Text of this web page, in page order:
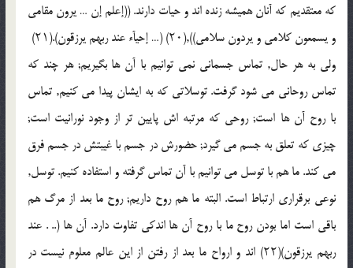
که معتقدیم که آنان همیشه زنده اند و حیات دارند. ((إعلم إن … یرون مقامى
و یسمعون کلامى و یردون سلامى)),(۲۰) (… إحیآء عند ربهم یرزقون).(۲۱)
ولى به هر حال, تماس جسمانى نمى توانیم با آن ها بگیریم; هر چند که
تماس روحانى مى شود گرفت. توسلاتى که به ایشان پیدا مى کنیم, تماس
با روح آن ها است; روحى که مرتبه اش پایین تر از وجود نورانیت است;
چیزى که تعلق به جسم مى گیرد; حضورش در جسم با غیبتش در جسم فرق
مى کند. ما هم با توسل مى توانیم با آن تماس گرفته و استفاده کنیم. توسل,
نوعى برقرارى ارتباط است. البته ما هم روح داریم; روح ما بعد از مرگ هم
باقى است اما بودن روح ما با روح آن ها اندکى تفاوت دارد. آن ها (.. . عند
ربهم یرزقون)(۲۲) اند و ارواح ما بعد از رفتن از این عالم معلوم نیست در